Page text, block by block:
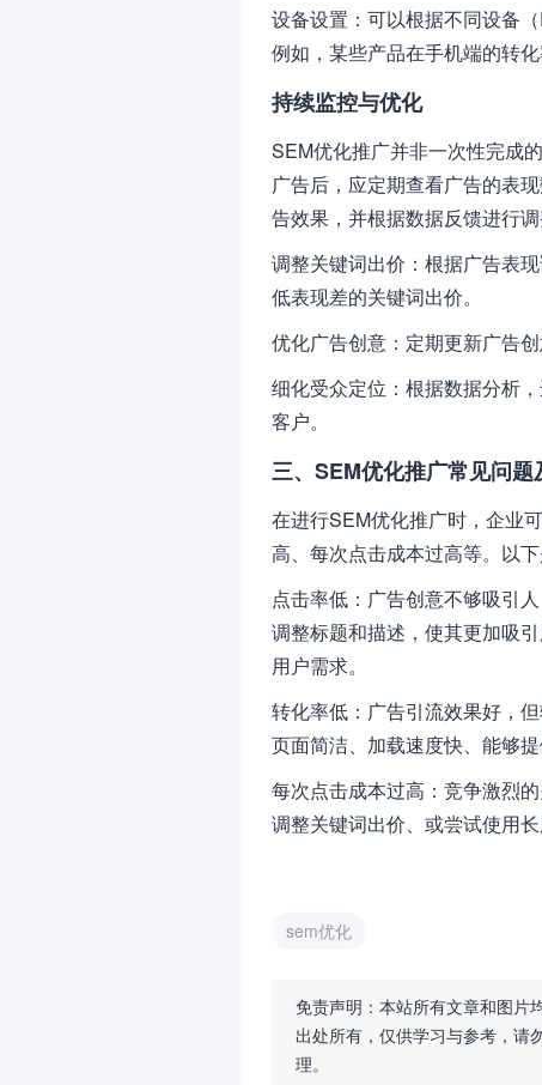
设备设置：可以根据不同设备
例如，某些产品在手机端的转
持续监控与优化
SEM优化推广并非一次性完成
广告后，应定期查看广告的表
告效果，并根据数据反馈进行
调整关键词出价：根据广告表
低表现差的关键词出价。
优化广告创意：定期更新广告
细化受众定位：根据数据分析
客户。
三、SEM优化推广常见问题
在进行SEM优化推广时，企业
高、每次点击成本过高等。以
点击率低：广告创意不够吸引
调整标题和描述，使其更加吸
用户需求。
转化率低：广告引流效果好，
页面简洁、加载速度快、能够提
每次点击成本过高：竞争激烈
调整关键词出价、或尝试使用
sem优化
免责声明：本站所有文章和图片
出处所有，仅供学习与参考，请
理。